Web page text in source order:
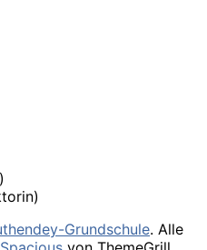
Grundschule. Alle